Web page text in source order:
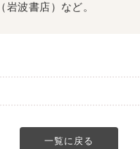
岩波書店）など。
一覧に戻る